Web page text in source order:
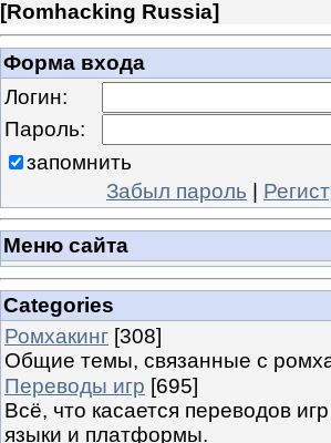
[Romhacking Russia]
Форма входа
Логин:
Пароль:
запомнить
Забыл пароль |
Меню сайта
Categories
Ромхакинг [308]
Общие темы, связанные с
Переводы игр [695]
Всё, что касается переводов
языки и платформы.